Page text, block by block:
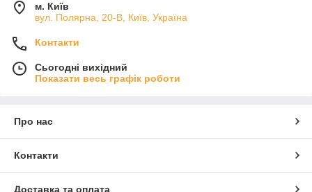
м. Київ
вул. Полярна, 20-В, Київ, Україна
Контакти
Сьогодні вихідний
Показати весь графік роботи
Про нас
Контакти
Доставка та оплата